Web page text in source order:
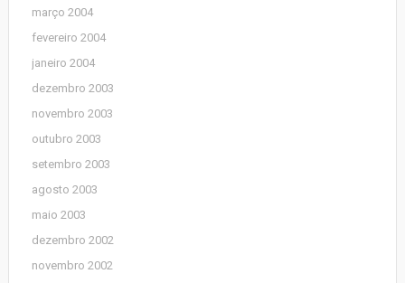
março 2004
fevereiro 2004
janeiro 2004
dezembro 2003
novembro 2003
outubro 2003
setembro 2003
agosto 2003
maio 2003
dezembro 2002
novembro 2002